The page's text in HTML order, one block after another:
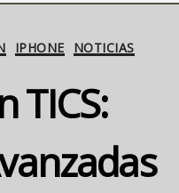
IPHONE NOTICIAS
TICS: